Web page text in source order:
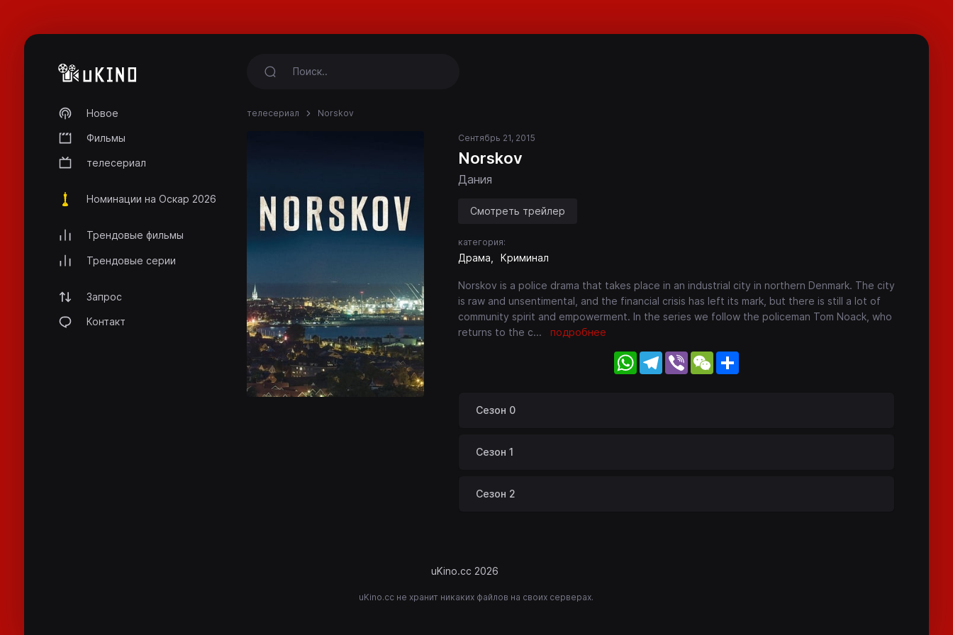
Новое
Фильмы
телесериал
Номинации на Оскар 2026
Трендовые фильмы
Трендовые серии
Запрос
Контакт
телесериал Norskov
Сентябрь 21, 2015
Norskov
Дания
Смотреть трейлер
категория:
Драма Криминал
Norskov is a police drama that takes place in an industrial city in northern Denmark. The city
is raw and unsentimental, and the financial crisis has left its mark, but there is still a lot of
community spirit and empowerment. In the series we follow the policeman Tom Noack, who
returns to the c... подробнее
WhatsApp
Telegram
Viber WeChat
Сезон 0
Сезон 1
Сезон 2
uKino.cc 2026
uKino.cc не хранит никаких файлов на своих серверах.